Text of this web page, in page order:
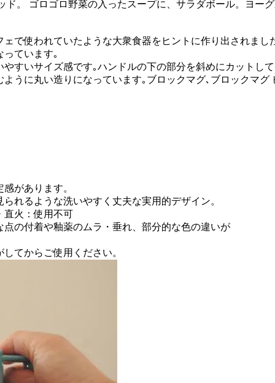
。 ゴロゴロ野菜の入ったスープに、サラダボール。ヨー
で使われていたような大衆食器をヒントに作り出されま
ています｡
すいサイズ感です｡ハンドルの下の部分を斜めにカットし
うに丸い造りになっています｡ブロックマグ､ブロックマ
があります。
れるような洗いやすく丈夫な実用的デザイン。
直火：使用不可
の付着や釉薬のムラ・垂れ、部分的な色の違いが
てからご使用ください。